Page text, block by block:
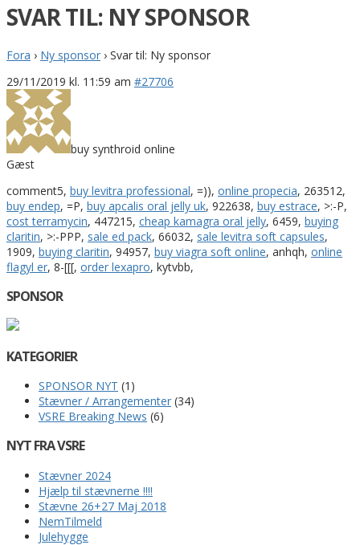
SVAR TIL: NY SPONSOR
Fora › Ny sponsor › Svar til: Ny sponsor
29/11/2019 kl. 11:59 am #27706
buy synthroid online
Gæst
comment5, buy levitra professional, =)), online propecia, 263512,
buy endep, =P, buy apcalis oral jelly uk, 922638, buy estrace, >:-P,
cost terramycin, 447215, cheap kamagra oral jelly, 6459, buying
claritin, >:-PPP, sale ed pack, 66032, sale levitra soft capsules,
1909, buying claritin, 94957, buy viagra soft online, anhqh, online
flagyl er, 8-[[[, order lexapro, kytvbb,
SPONSOR
KATEGORIER
SPONSOR NYT (1)
Stævner / Arrangementer (34)
VSRE Breaking News (6)
NYT FRA VSRE
Stævner 2024
Hjælp til stævnerne !!!!
Stævne 26+27 Maj 2018
NemTilmeld
Julehygge